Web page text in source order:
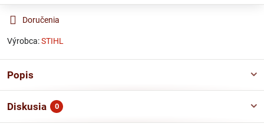
Doručenia
Výrobca:STIHL
Popis
Diskusia 0